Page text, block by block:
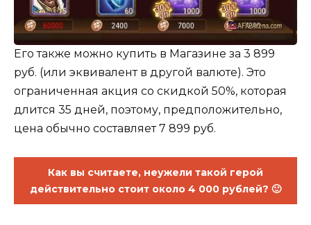
Его также можно купить в Магазине за 3 899
руб. (или эквивалент в другой валюте). Это
ограниченная акция со скидкой 50%, которая
длится 35 дней, поэтому, предположительно,
цена обычно составляет 7 899 руб.
Как вы считаете, неужели такой герой
действительно стоит около 4 000 рублей? 🙂